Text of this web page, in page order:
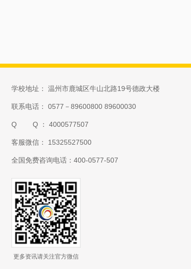
学校地址： 温州市鹿城区牛山北路19号德政大楼
联系电话： 0577－89600800 89600030
Q Q ： 4000577507
客服微信： 15325527500
全国免费咨询电话：400-0577-507
更多资讯请关注官方微信